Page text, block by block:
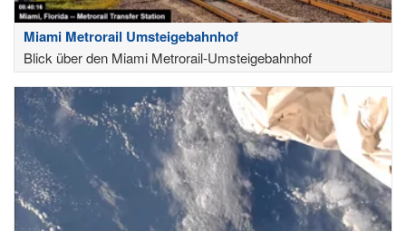
Miami Metrorail Umsteigebahnhof
Blick über den Miami Metrorail-Umsteigebahnhof